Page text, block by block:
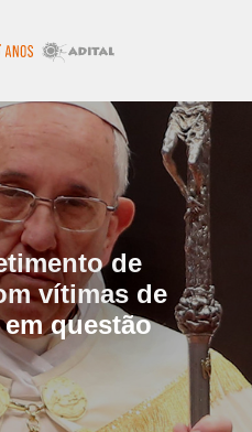
de
vítimas de
questão